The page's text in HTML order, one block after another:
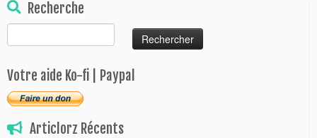
Recherche
Votre aide Ko-fi | Paypal
Articlorz Récents